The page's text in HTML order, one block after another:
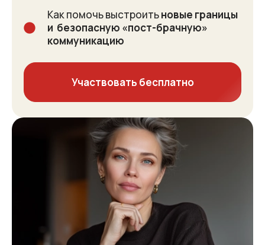
Как помочь выстроитьновые границы
и безопасную «пост-брачную»
коммуникацию
Участвовать бесплатно